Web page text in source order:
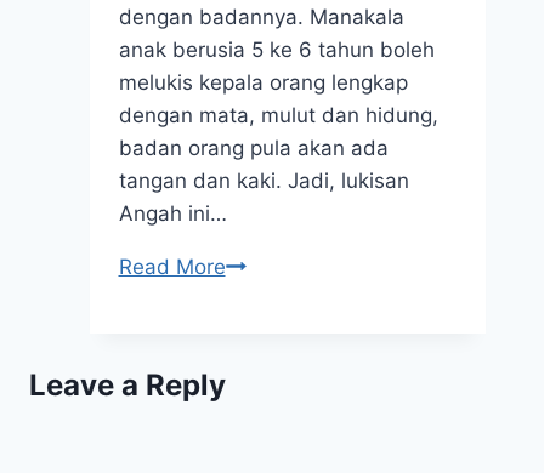
dengan badannya. Manakala
anak berusia 5 ke 6 tahun boleh
melukis kepala orang lengkap
dengan mata, mulut dan hidung,
badan orang pula akan ada
tangan dan kaki. Jadi, lukisan
Angah ini…
Read MoreLukisan
Leave a Reply